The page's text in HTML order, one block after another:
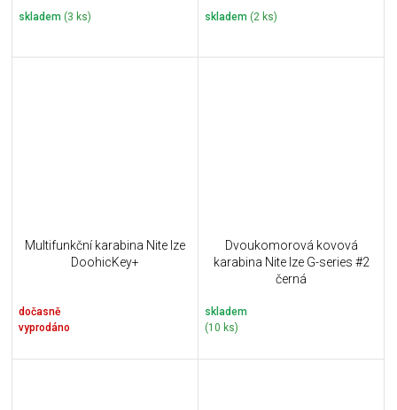
skladem (3 ks) skladem (2 ks)
Multifunkční karabina Nite Ize
DoohicKey+
dočasně
vyprodáno
Dvoukomorová kovová
karabina Nite Ize G-series #2
černá
skladem
(10 ks)